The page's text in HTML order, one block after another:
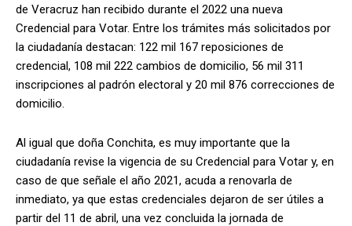
de Veracruz han recibido durante el 2022 una nueva
Credencial para Votar. Entre los trámites más solicitados por
la ciudadanía destacan: 122 mil 167 reposiciones de
credencial, 108 mil 222 cambios de domicilio, 56 mil 311
inscripciones al padrón electoral y 20 mil 876 correcciones de
domicilio.
Al igual que doña Conchita, es muy importante que la
ciudadanía revise la vigencia de su Credencial para Votar y, en
caso de que señale el año 2021, acuda a renovarla de
inmediato, ya que estas credenciales dejaron de ser útiles a
partir del 11 de abril, una vez concluida la jornada de